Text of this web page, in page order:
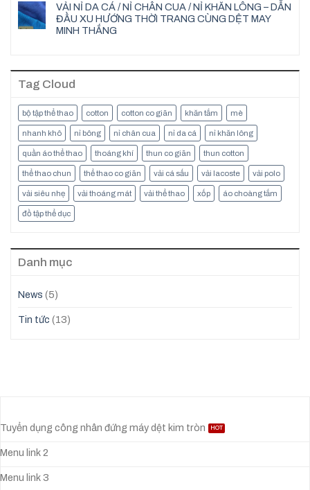
VẢI NỈ DA CÁ / NỈ CHÂN CUA / NỈ KHĂN LÔNG – DẪN
ĐẦU XU HƯỚNG THỜI TRANG CÙNG DỆT MAY
MINH THẮNG
Tag Cloud
bộ tập thể thao cotton cotton co giãn khăn tắm mè
nhanh khô nỉ bông nỉ chân cua nỉ da cá nỉ khăn lông
quần áo thể thao thoáng khí thun co giãn thun cotton
thể thao chun thể thao co giãn vải cá sấu vải lacoste vải polo
vải siêu nhẹ vải thoáng mát vải thể thao xốp áo choàng tắm
đồ tập thể dục
Danh mục
News (5)
Tin tức (13)
Tuyển dụng công nhân đứng máy dệt kim tròn
Menu link 2
Menu link 3